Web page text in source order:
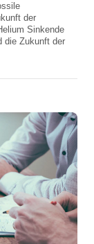
der
Sinkende
die Zukunft der